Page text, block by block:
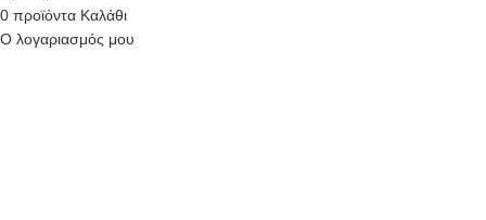
0 προϊόντα Καλάθι
Ο λογαριασμός μου